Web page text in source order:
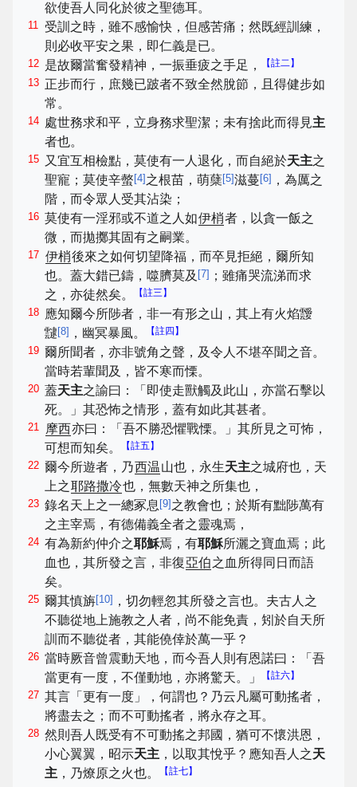
欲使吾人同化於彼之聖德耳。
11 受訓之時，雖不感愉快，但感苦痛；然既經訓練，
則必收平安之果，即仁義是已。
12 是故爾當奮發精神，一振垂疲之手足， 【註二】
13 正步而行，庶幾已跛者不致全然脫節，且得健步如
常。
14 處世務求和平，立身務求聖潔；未有捨此而得見主
者也。
15 又宜互相檢點，莫使有一人退化，而自絕於天主之
聖寵；莫使辛螫 [4] 之根苗，萌蘖[5]滋蔓[6] ，為厲之
階，而令眾人受其沾染；
16 莫使有一淫邪或不道之人如伊梢者，以貪一飯之
微，而拋擲其固有之嗣業。
17 伊梢後來之如何切望降福，而卒見拒絕，爾所知
也。蓋大錯已鑄，噬臍莫及 [7] ；雖痛哭流涕而求
之，亦徒然矣。
【註三】
18 應知爾今所陟者，非一有形之山，其上有火焰靉
靆 [8] ，幽冥暴風。 【註四】
19 爾所聞者，亦非號角之聲，及令人不堪卒聞之音。
當時若輩聞及，皆不寒而慄。
20 蓋天主之諭曰：「即使走獸觸及此山，亦當石擊以
死。」其恐怖之情形，蓋有如此其甚者。
21 摩西亦曰：「吾不勝恐懼戰慄。」其所見之可怖，
可想而知矣。
【註五】
22 爾今所遊者，乃西温山也，永生天主之城府也，天
上之耶路撒冷也，無數天神之所集也，
23 錄名天上之一總冢息 [9] 之教會也；於斯有黜陟萬有
之主宰焉，有德備義全者之靈魂焉，
24 有為新約仲介之耶穌焉，有耶穌所灑之寶血焉；此
血也，其所發之言，非復亞伯之血所得同日而語
矣。
25 爾其慎旃[10] ，切勿輕忽其所發之言也。夫古人之
不聽從地上施教之人者，尚不能免責，矧於自天所
訓而不聽從者，其能僥倖於萬一乎？
26 當時厥音曾震動天地，而今吾人則有恩諾曰：「吾
當更有一度，不僅動地，亦將驚天。」
【註六】
27 其言「更有一度」，何謂也？乃云凡屬可動搖者，
將盡去之；而不可動搖者，將永存之耳。
28 然則吾人既受有不可動搖之邦國，猶可不懷洪恩，
小心翼翼，昭示天主 ，以取其悅乎？應知吾人之天
主 ，乃燎原之火也。 【註七】